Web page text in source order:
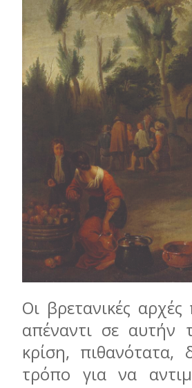
Οι βρετανικές
απέναντι σε αυτήν
κρίση,
τρόπο για να